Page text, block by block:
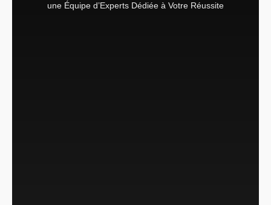
une Équipe d’Experts Dédiée à Votre Réussite